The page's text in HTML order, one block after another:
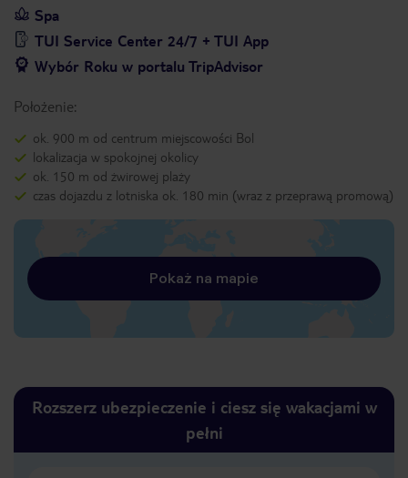
Spa
TUI Service Center 24/7 + TUI App
Wybór Roku w portalu TripAdvisor
Położenie:
ok. 900 m od centrum miejscowości Bol
lokalizacja w spokojnej okolicy
ok. 150 m od żwirowej plaży
czas dojazdu z lotniska ok. 180 min (wraz z przeprawą promową)
Pokaż na mapie
Rozszerz ubezpieczenie i ciesz się wakacjami w
pełni